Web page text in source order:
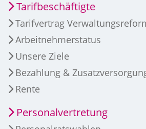
Tarifbeschäftigte
Tarifvertrag
Arbeitnehmerstatus
Unsere Ziele
Bezahlung &
Rente
Personalvertretung